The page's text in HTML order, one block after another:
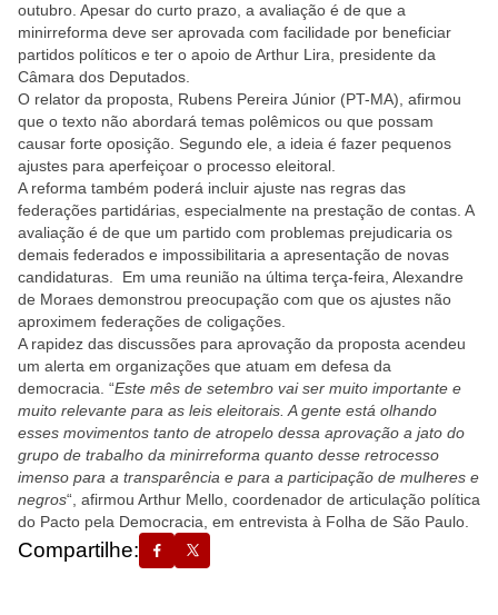
outubro. Apesar do curto prazo, a avaliação é de que a
minirreforma deve ser aprovada com facilidade por beneficiar
partidos políticos e ter o apoio de Arthur Lira, presidente da
Câmara dos Deputados.
O relator da proposta, Rubens Pereira Júnior (PT-MA), afirmou
que o texto não abordará temas polêmicos ou que possam
causar forte oposição. Segundo ele, a ideia é fazer pequenos
ajustes para aperfeiçoar o processo eleitoral.
A reforma também poderá incluir ajuste nas regras das
federações partidárias, especialmente na prestação de contas. A
avaliação é de que um partido com problemas prejudicaria os
demais federados e impossibilitaria a apresentação de novas
candidaturas. Em uma reunião na última terça-feira, Alexandre
de Moraes demonstrou preocupação com que os ajustes não
aproximem federações de coligações.
A rapidez das discussões para aprovação da proposta acendeu
um alerta em organizações que atuam em defesa da
democracia. “Este mês de setembro vai ser muito importante e
muito relevante para as leis eleitorais. A gente está olhando
esses movimentos tanto de atropelo dessa aprovação a jato do
grupo de trabalho da minirreforma quanto desse retrocesso
imenso para a transparência e para a participação de mulheres e
negros“, afirmou Arthur Mello, coordenador de articulação política
do Pacto pela Democracia, em entrevista à Folha de São Paulo.
Compartilhe: